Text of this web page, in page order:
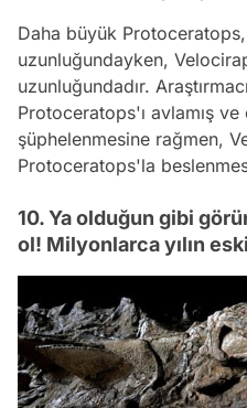
Daha büyük
uzunluğundayken,
uzunluğundadır.
Protoceratops'ı avlamış
şüphelenmesine rağmen,
Protoceratops'la
10. Ya olduğun gibi
ol! Milyonlarca yılın